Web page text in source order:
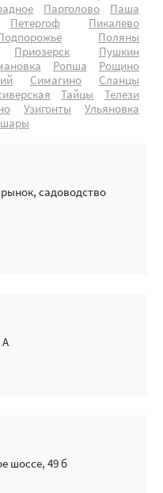
Парголово
Паша
Петергоф
Пикалево
Поляны
Приозерск
Пушкин
Ропша
Рощино
Симагино
Сланцы
Тайцы
Телези
Узигонты
Ульяновка
садоводство
А
шоссе, 49 б